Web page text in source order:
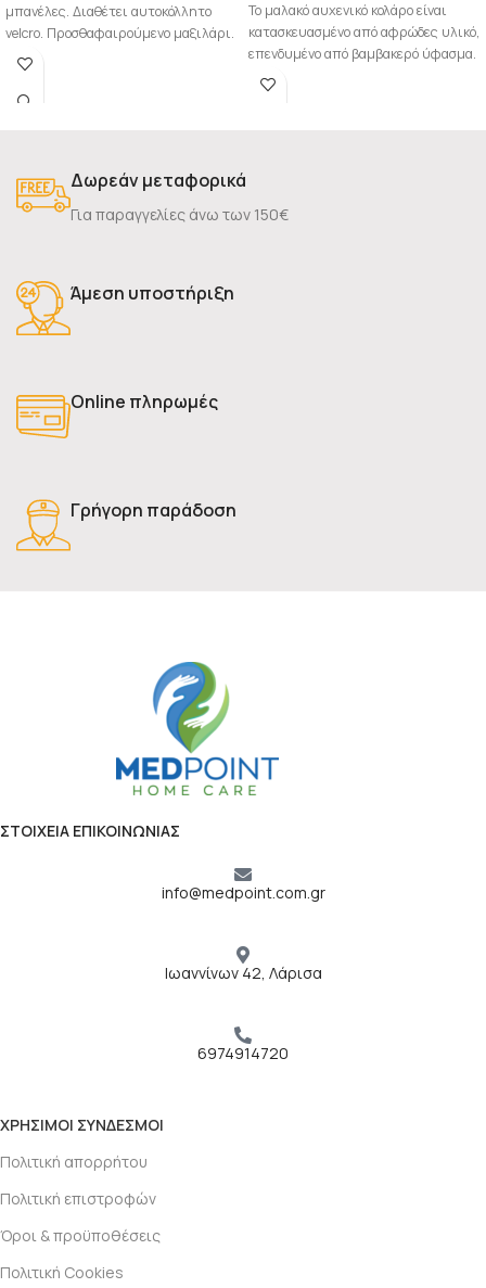
μπανέλες. Διαθέτει αυτοκόλλητο
velcro. Προσθαφαιρούμενο μαξιλάρι.
Αεριζόμενη. Ενδείξεις: Ομφαλοκήλη.
Μετεγχειρητκή θεραπεία. Μέγεθος
XS/S
Το μαλακό αυχενικό κολάρο είναι
κατασκευασμένο από αφρώδες υλικό,
επενδυμένο από βαμβακερό ύφασμα.
Αυτοκόλλητο κλείσιμο με
Δωρεάν μεταφορικά
Για παραγγελίες άνω των 150€
Άμεση υποστήριξη
Online πληρωμές
Γρήγορη παράδοση
ΣΤΟΙΧΕΙΑ ΕΠΙΚΟΙΝΩΝΙΑΣ
info@medpoint.com.gr
Ιωαννίνων 42, Λάρισα
6974914720
ΧΡΗΣΙΜΟΙ ΣΥΝΔΕΣΜΟΙ
Πολιτική απορρήτου
Πολιτική επιστροφών
Όροι & προϋποθέσεις
Πολιτική Cookies